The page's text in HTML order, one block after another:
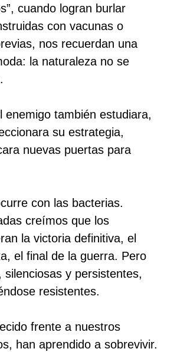
cuando logran burlar
con vacunas o
nos recuerdan una
la naturaleza no se
enemigo también estudiara,
su estrategia,
nuevas puertas para
con las bacterias.
creímos que los
la victoria definitiva, el
el final de la guerra. Pero
silenciosas y persistentes,
resistentes.
frente a nuestros
han aprendido a sobrevivir.